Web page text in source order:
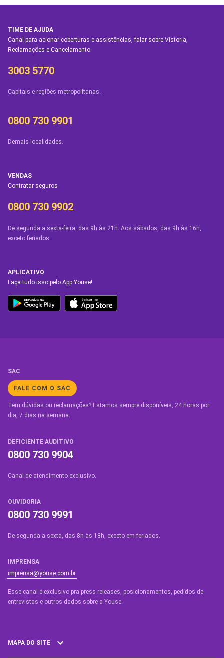
TIME DE AJUDA
Canal para acionar coberturas e assistências, falar sobre Vistoria,
Reclamações e Cancelamento.
3003 5770
Capitais e regiões metropolitanas.
0800 730 9901
Demais localidades.
VENDAS
Contratar seguros
0800 730 9902
De segunda a sexta-feira, das 9h às 21h. Aos sábados, das 9h às 16h,
exceto feriados.
APLICATIVO
Faça tudo isso pelo App Youse!
SAC
FALE COM O SAC
Tem dúvidas ou reclamações? Estamos sempre disponíveis, 24 horas por
dia, 7 dias na semana.
DEFICIENTE AUDITIVO
0800 730 9904
Canal de atendimento exclusivo.
OUVIDORIA
0800 730 9991
De segunda a sexta, das 8h às 18h, exceto em feriados.
IMPRENSA
imprensa@youse.com.br
Esse canal é exclusivo pra press releases, posicionamentos, pedidos de
entrevistas e outros dados sobre a Youse.​
MAPA DO SITE